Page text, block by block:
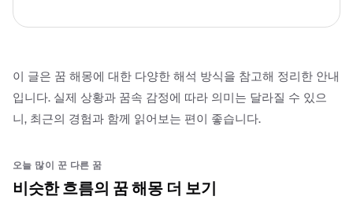
이 글은 꿈 해몽에 대한 다양한 해석 방식을 참고해 정리한 안내
입니다. 실제 상황과 꿈속 감정에 따라 의미는 달라질 수 있으
니, 최근의 경험과 함께 읽어보는 편이 좋습니다.
오늘 많이 꾼 다른 꿈
비슷한 흐름의 꿈 해몽 더 보기